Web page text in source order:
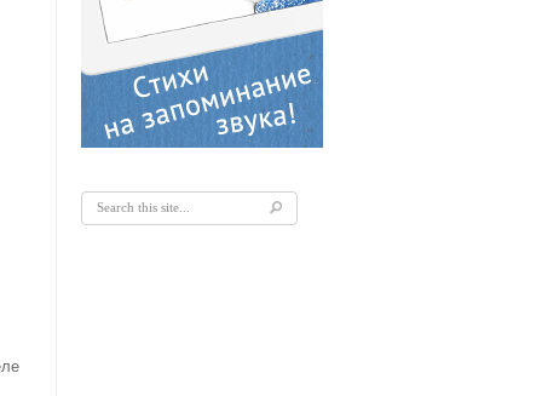
Форма поиска